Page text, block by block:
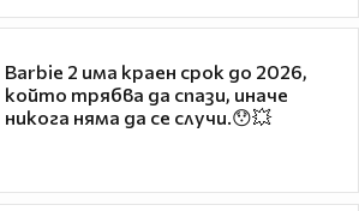
Barbie 2 има краен срок до 2026,
който трябва да спази, иначе
никога няма да се случи.😯💥